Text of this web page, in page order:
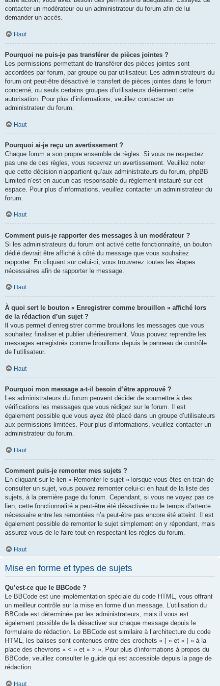
contacter un modérateur ou un administrateur du forum afin de lui
demander un accès.
Haut
Pourquoi ne puis-je pas transférer de pièces jointes ?
Les permissions permettant de transférer des pièces jointes sont
accordées par forum, par groupe ou par utilisateur. Les administrateurs du
forum ont peut-être désactivé le transfert de pièces jointes dans le forum
concerné, ou seuls certains groupes d’utilisateurs détiennent cette
autorisation. Pour plus d’informations, veuillez contacter un
administrateur du forum.
Haut
Pourquoi ai-je reçu un avertissement ?
Chaque forum a son propre ensemble de règles. Si vous ne respectez
pas une de ces règles, vous recevrez un avertissement. Veuillez noter
que cette décision n’appartient qu’aux administrateurs du forum, phpBB
Limited n’est en aucun cas responsable du règlement instauré sur cet
espace. Pour plus d’informations, veuillez contacter un administrateur du
forum.
Haut
Comment puis-je rapporter des messages à un modérateur ?
Si les administrateurs du forum ont activé cette fonctionnalité, un bouton
dédié devrait être affiché à côté du message que vous souhaitez
rapporter. En cliquant sur celui-ci, vous trouverez toutes les étapes
nécessaires afin de rapporter le message.
Haut
À quoi sert le bouton « Enregistrer comme brouillon » affiché lors
de la rédaction d’un sujet ?
Il vous permet d’enregistrer comme brouillons les messages que vous
souhaitez finaliser et publier ultérieurement. Vous pouvez reprendre les
messages enregistrés comme brouillons depuis le panneau de contrôle
de l’utilisateur.
Haut
Pourquoi mon message a-t-il besoin d’être approuvé ?
Les administrateurs du forum peuvent décider de soumettre à des
vérifications les messages que vous rédigez sur le forum. Il est
également possible que vous ayez été placé dans un groupe d’utilisateurs
aux permissions limitées. Pour plus d’informations, veuillez contacter un
administrateur du forum.
Haut
Comment puis-je remonter mes sujets ?
En cliquant sur le lien « Remonter le sujet » lorsque vous êtes en train de
consulter un sujet, vous pouvez remonter celui-ci en haut de la liste des
sujets, à la première page du forum. Cependant, si vous ne voyez pas ce
lien, cette fonctionnalité a peut-être été désactivée ou le temps d’attente
nécessaire entre les remontées n’a peut-être pas encore été atteint. Il est
également possible de remonter le sujet simplement en y répondant, mais
assurez-vous de le faire tout en respectant les règles du forum.
Haut
Mise en forme et types de sujets
Qu’est-ce que le BBCode ?
Le BBCode est une implémentation spéciale du code HTML, vous offrant
un meilleur contrôle sur la mise en forme d’un message. L’utilisation du
BBCode est déterminée par les administrateurs, mais il vous est
également possible de la désactiver sur chaque message depuis le
formulaire de rédaction. Le BBCode est similaire à l’architecture du code
HTML, les balises sont contenues entre des crochets « [ » et « ] » à la
place des chevrons « < » et « > ». Pour plus d’informations à propos du
BBCode, veuillez consulter le guide qui est accessible depuis la page de
rédaction.
Haut